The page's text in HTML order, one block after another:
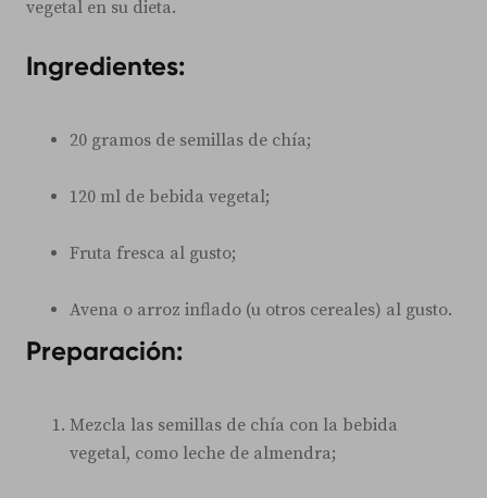
vegetal en su dieta.
Ingredientes:
20 gramos de semillas de chía;
120 ml de bebida vegetal;
Fruta fresca al gusto;
Avena o arroz inflado (u otros cereales) al gusto.
Preparación:
Mezcla las semillas de chía con la bebida
vegetal, como leche de almendra;